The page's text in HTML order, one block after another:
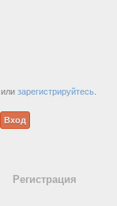
или зарегистрируйтесь
Регистрация